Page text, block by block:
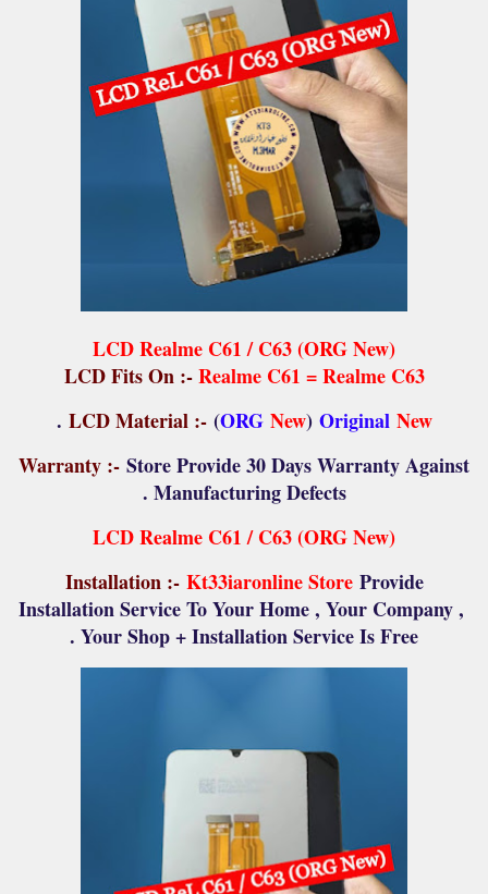
LCD Realme C61 / C63 (ORG New)
LCD Fits On :-Realme C61 = Realme C63
LCD Material :-(ORG New) Original New
.
Warranty :- Store Provide 30 Days Warranty Against
Manufacturing Defects .
LCD Realme C61 / C63 (ORG New)
Installation :- Kt33iaronline StoreProvide
Installation Service To Your Home , Your Company ,
Your Shop + Installation Service Is Free .